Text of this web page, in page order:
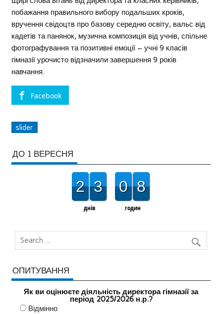
побажання правильного вибору подальших кроків,
вручення свідоцтв про базову середню освіту, вальс від
кадетів та панянок, музична композиція від учнів, спільне
фотографування та позитивні емоції – учні 9 класів
гімназії урочисто відзначили завершення 9 років
навчання.
Facebook
slider
ДО 1 ВЕРЕСНЯ
2 3
днів
0 8
годин
ОПИТУВАННЯ
Як ви оцінюєте діяльність директора гімназії за
період 2025/2026 н.р.?
Відмінно